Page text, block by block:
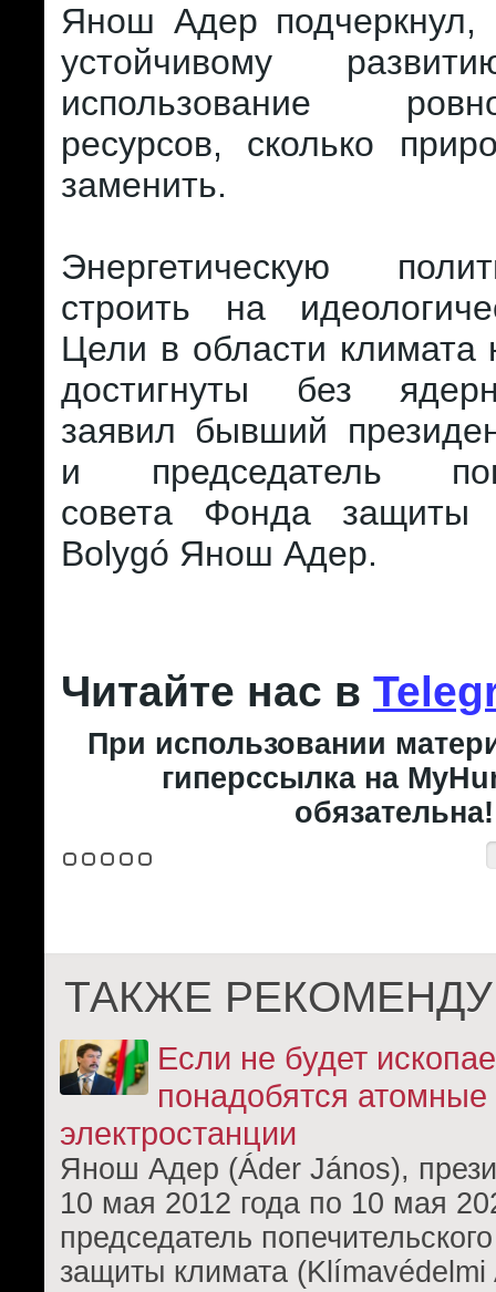
Янош Адер подчеркнул,
устойчивому
использование
ресурсов, сколько
заменить.
Энергетическую
строить на
Цели в области климата
достигнуты без
заявил бывший
и председатель
совета Фонда защиты
Bolygó Янош Адер.
Читайте нас в
При использовании
гиперссылка на
обязательна!
ТАКЖЕ
Если не будет
понадобятся атомные
электростанции
Янош Адер (Áder János),
10 мая 2012 года по 10 мая
председатель
защиты климата